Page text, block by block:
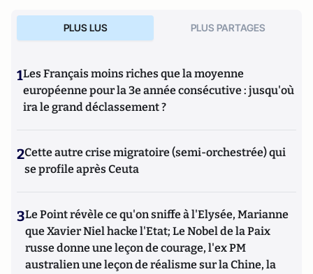
PLUS LUS PLUS PARTAGES
1Les Français moins riches que la moyenne
européenne pour la 3e année consécutive : jusqu'où
ira le grand déclassement ?
2Cette autre crise migratoire (semi-orchestrée) qui
se profile après Ceuta
3Le Point révèle ce qu'on sniffe à l'Elysée, Marianne
que Xavier Niel hacke l'Etat; Le Nobel de la Paix
russe donne une leçon de courage, l'ex PM
australien une leçon de réalisme sur la Chine, la